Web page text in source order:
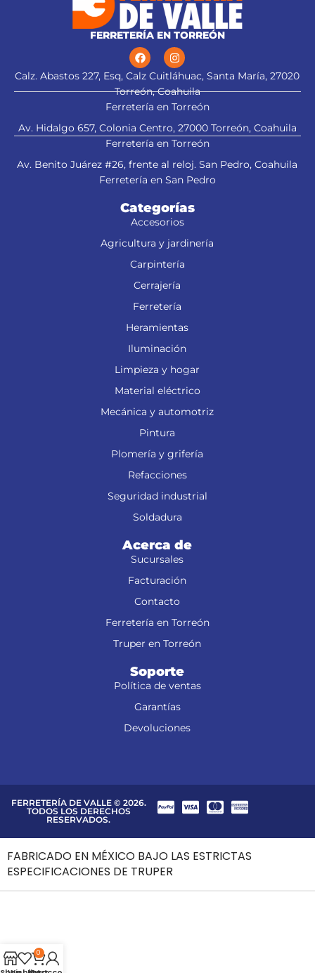
FERRETERÍA EN TORREÓN
Calz. Abastos 227, Esq, Calz Cuitláhuac, Santa María, 27020
Torreón, Coahuila
Ferretería en Torreón
Av. Hidalgo 657, Colonia Centro, 27000 Torreón, Coahuila
Ferretería en Torreón
Av. Benito Juárez #26, frente al reloj. San Pedro, Coahuila
Ferretería en San Pedro
Categorías
Accesorios
Agricultura y jardinería
Carpintería
Cerrajería
Ferretería
Heramientas
Iluminación
Limpieza y hogar
Material eléctrico
Mecánica y automotriz
Pintura
Plomería y grifería
Refacciones
Seguridad industrial
Soldadura
Acerca de
Sucursales
Facturación
Contacto
Ferretería en Torreón
Truper en Torreón
Soporte
Política de ventas
Garantías
Devoluciones
FERRETERÍA DE VALLE © 2026.
TODOS LOS DERECHOS
RESERVADOS.
0
FABRICADO EN MÉXICO BAJO LAS ESTRICTAS
ESPECIFICACIONES DE TRUPER